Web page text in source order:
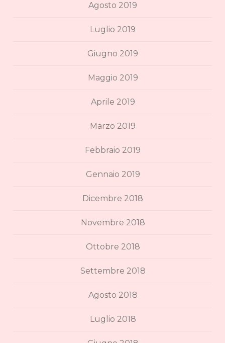
Agosto 2019
Luglio 2019
Giugno 2019
Maggio 2019
Aprile 2019
Marzo 2019
Febbraio 2019
Gennaio 2019
Dicembre 2018
Novembre 2018
Ottobre 2018
Settembre 2018
Agosto 2018
Luglio 2018